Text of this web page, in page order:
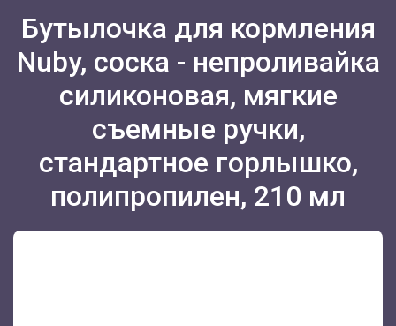
Бутылочка для кормления
Nuby, соска - непроливайка
силиконовая, мягкие
съемные ручки,
стандартное горлышко,
полипропилен, 210 мл